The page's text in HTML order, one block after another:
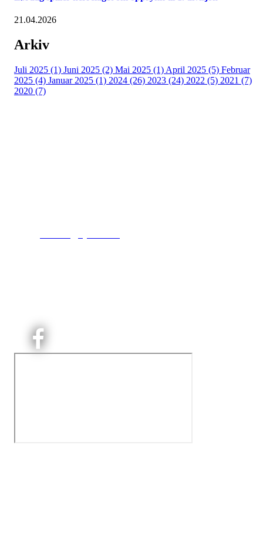
21.04.2026
Arkiv
Juli 2025 (1) Juni 2025 (2) Mai 2025 (1) April 2025 (5) Februar
2025 (4) Januar 2025 (1) 2024 (26) 2023 (24) 2022 (5) 2021 (7)
2020 (7)